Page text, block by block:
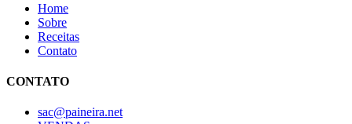
Home
Sobre
Receitas
Contato
CONTATO
sac@paineira.net